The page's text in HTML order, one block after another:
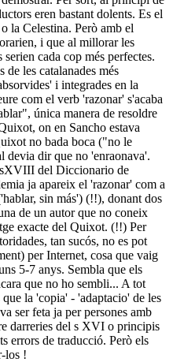
eren bastant dolents. Es el
la Celestina. Però amb el
i que al millorar les
cada cop més perfectes.
les catalanades més
i integrades en la
com el verb 'razonar' s'acaba
única manera de resoldre
on en Sancho estava
no bada boca ("no le
devia dir que no 'enraonava'.
del Diccionario de
ja apareix el 'razonar' com a
sin más') (!!), donant dos
de un autor que no coneix
exacte del Quixot. (!!) Per
tan sucós, no es pot
per Internet, cosa que vaig
5-7 anys. Sembla que els
que no ho sembli... A tot
la 'copia' - 'adaptacio' de les
ser feta ja per persones amb
darreries del s XVI o principis
errors de traducció. Però els
los !